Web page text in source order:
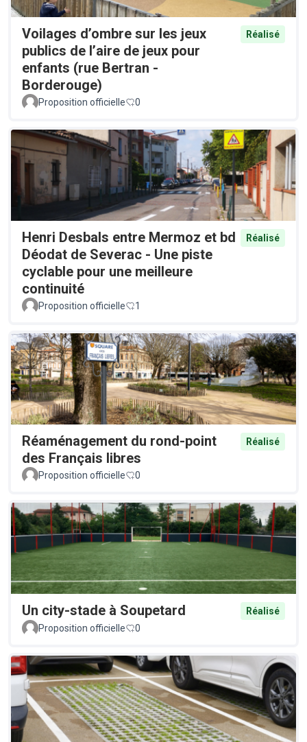
Voilages d’ombre sur les jeux
publics de l’aire de jeux pour
enfants (rue Bertran -
Borderouge)
Réalisé
Proposition officielle 0
Henri Desbals entre Mermoz et bd
Déodat de Severac - Une piste
cyclable pour une meilleure
continuité
Réalisé
Proposition officielle 1
Réaménagement du rond-point
des Français libres
Réalisé
Proposition officielle 0
Un city-stade à Soupetard
Réalisé
Proposition officielle
0